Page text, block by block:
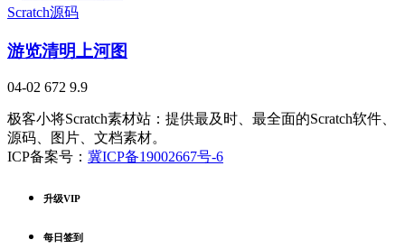
Scratch源码
游览清明上河图
04-02 672 9.9
极客小将Scratch素材站：提供最及时、最全面的Scratch软件、
源码、图片、文档素材。
ICP备案号： 冀ICP备19002667号-6
升级VIP
每日签到